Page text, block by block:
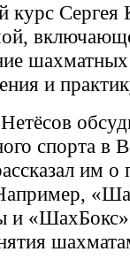
курс Сергея
шахматных
и
спорта в
им о